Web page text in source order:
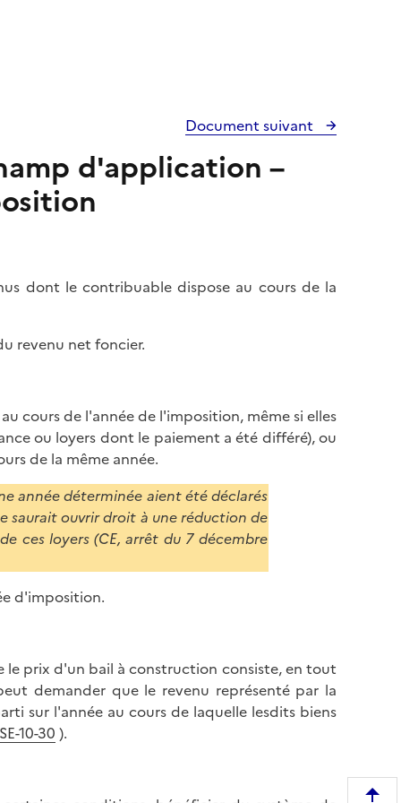
Document suivant
d'application –
dont le contribuable dispose au cours de la
revenu net foncier.
cours de l'année de l'imposition, même si elles
ou loyers dont le paiement a été différé), ou
de la même année.
année déterminée aient été déclarés
saurait ouvrir droit à une réduction de
ces loyers (CE, arrêt du 7 décembre
d'imposition.
prix d'un bail à construction consiste, en tout
demander que le revenu représenté par la
sur l'année au cours de laquelle lesdits biens
10-30 ).